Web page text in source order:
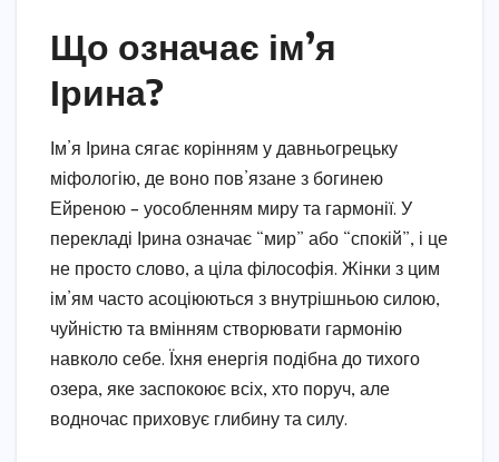
Що означає ім’я
Ірина?
Ім’я Ірина сягає корінням у давньогрецьку
міфологію, де воно пов’язане з богинею
Ейреною – уособленням миру та гармонії. У
перекладі Ірина означає “мир” або “спокій”, і це
не просто слово, а ціла філософія. Жінки з цим
ім’ям часто асоціюються з внутрішньою силою,
чуйністю та вмінням створювати гармонію
навколо себе. Їхня енергія подібна до тихого
озера, яке заспокоює всіх, хто поруч, але
водночас приховує глибину та силу.